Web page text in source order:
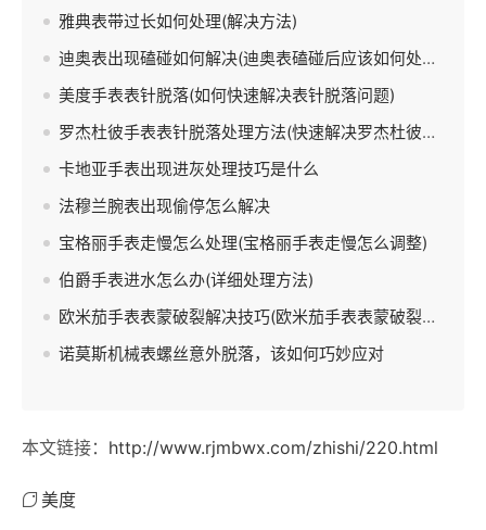
雅典表带过长如何处理(解决方法)
迪奥表出现磕碰如何解决(迪奥表磕碰后应该如何处理)
美度手表表针脱落(如何快速解决表针脱落问题)
罗杰杜彼手表表针脱落处理方法(快速解决罗杰杜彼手表表针脱落问题)
卡地亚手表出现进灰处理技巧是什么
法穆兰腕表出现偷停怎么解决
宝格丽手表走慢怎么处理(宝格丽手表走慢怎么调整)
伯爵手表进水怎么办(详细处理方法)
欧米茄手表表蒙破裂解决技巧(欧米茄手表表蒙破裂如何修复)
诺莫斯机械表螺丝意外脱落，该如何巧妙应对
本文链接： http://www.rjmbwx.com/zhishi/220.html
美度